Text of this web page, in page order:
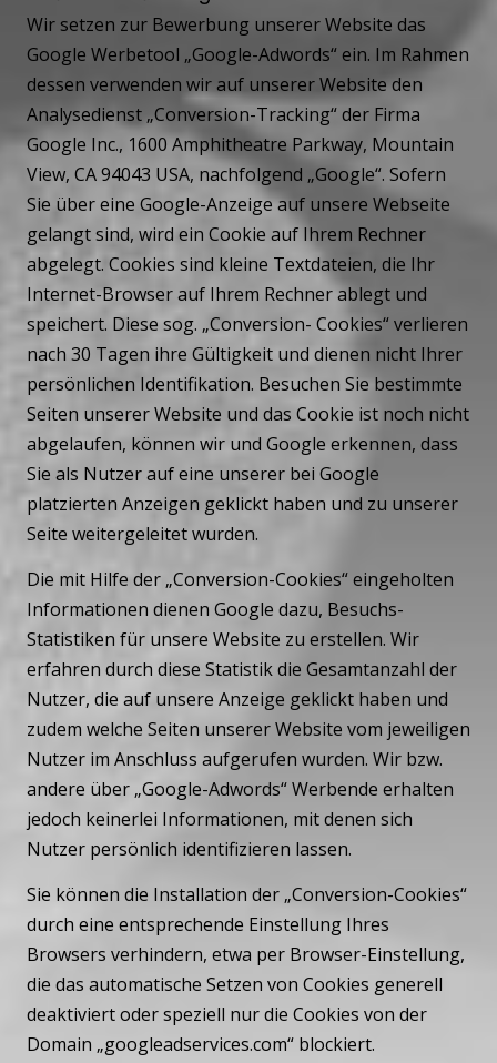
Wir setzen zur Bewerbung unserer Website das
Google Werbetool „Google-Adwords“ ein. Im Rahmen
dessen verwenden wir auf unserer Website den
Analysedienst „Conversion-Tracking“ der Firma
Google Inc., 1600 Amphitheatre Parkway, Mountain
View, CA 94043 USA, nachfolgend „Google“. Sofern
Sie über eine Google-Anzeige auf unsere Webseite
gelangt sind, wird ein Cookie auf Ihrem Rechner
abgelegt. Cookies sind kleine Textdateien, die Ihr
Internet-Browser auf Ihrem Rechner ablegt und
speichert. Diese sog. „Conversion- Cookies“ verlieren
nach 30 Tagen ihre Gültigkeit und dienen nicht Ihrer
persönlichen Identifikation. Besuchen Sie bestimmte
Seiten unserer Website und das Cookie ist noch nicht
abgelaufen, können wir und Google erkennen, dass
Sie als Nutzer auf eine unserer bei Google
platzierten Anzeigen geklickt haben und zu unserer
Seite weitergeleitet wurden.
Die mit Hilfe der „Conversion-Cookies“ eingeholten
Informationen dienen Google dazu, Besuchs-
Statistiken für unsere Website zu erstellen. Wir
erfahren durch diese Statistik die Gesamtanzahl der
Nutzer, die auf unsere Anzeige geklickt haben und
zudem welche Seiten unserer Website vom jeweiligen
Nutzer im Anschluss aufgerufen wurden. Wir bzw.
andere über „Google-Adwords“ Werbende erhalten
jedoch keinerlei Informationen, mit denen sich
Nutzer persönlich identifizieren lassen.
Sie können die Installation der „Conversion-Cookies“
durch eine entsprechende Einstellung Ihres
Browsers verhindern, etwa per Browser-Einstellung,
die das automatische Setzen von Cookies generell
deaktiviert oder speziell nur die Cookies von der
Domain „googleadservices.com“ blockiert.